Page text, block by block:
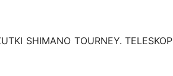
SHIMANO TOURNEY. TELESKOP